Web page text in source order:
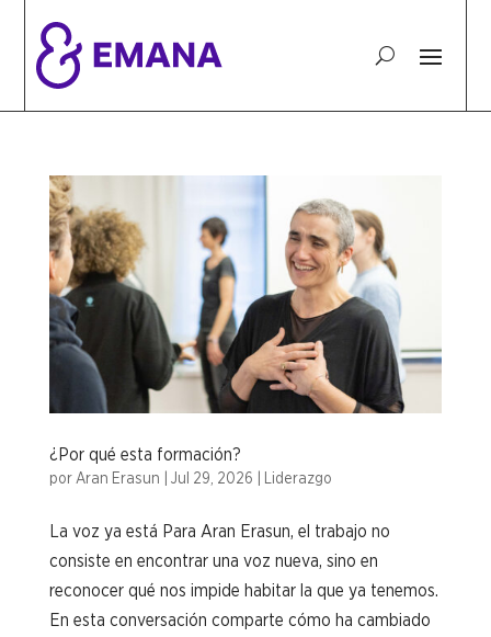
¿Por qué esta formación?
por Aran Erasun Jul 29, 2026 Liderazgo
La voz ya está Para Aran Erasun, el trabajo no
consiste en encontrar una voz nueva, sino en
reconocer qué nos impide habitar la que ya tenemos.
En esta conversación comparte cómo ha cambiado